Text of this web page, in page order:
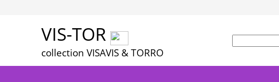
VIS-TOR
collection VISAVIS & TORRO